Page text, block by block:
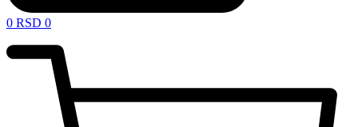
0 RSD 0